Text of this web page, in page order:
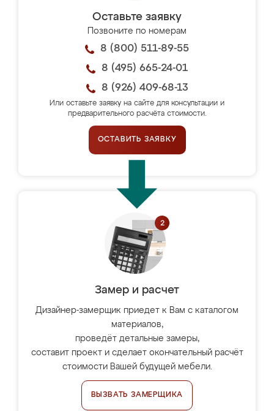
Оставьте заявку
Позвоните по номерам
8 (800) 511-89-55
8 (495) 665-24-01
8 (926) 409-68-13
Или оставьте заявку на сайте для консультации и
предварительного расчёта стоимости.
ОСТАВИТЬ ЗАЯВКУ
Замер и расчет
Дизайнер-замерщик приедет к Вам с каталогом
материалов,
проведёт детальные замеры,
составит проект и сделает окончательный расчёт
стоимости Вашей будущей мебели.
ВЫЗВАТЬ ЗАМЕРЩИКА